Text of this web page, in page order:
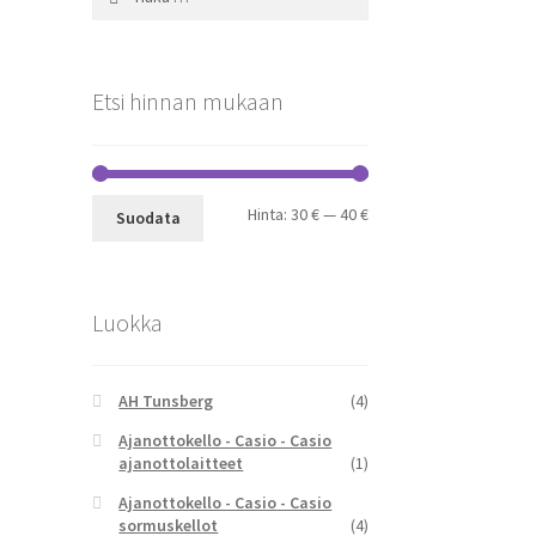
Etsi hinnan mukaan
Minimihinta
Maksimihinta
Suodata Hinta: 30 €—40 €
Luokka
AH Tunsberg
(4)
Ajanottokello - Casio - Casio
ajanottolaitteet
(1)
Ajanottokello - Casio - Casio
sormuskellot
(4)